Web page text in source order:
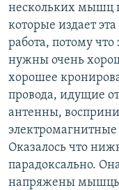
нескольких мышц
которые издает
работа, потому
нужны очень
хорошее
провода, идущие
антенны,
Оказалось что
парадоксально.
напряжены мышцы